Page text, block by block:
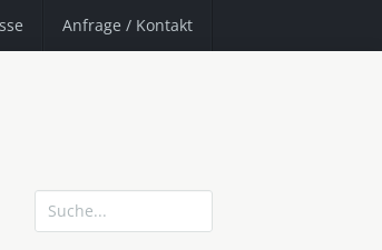
Anfrage / Kontakt